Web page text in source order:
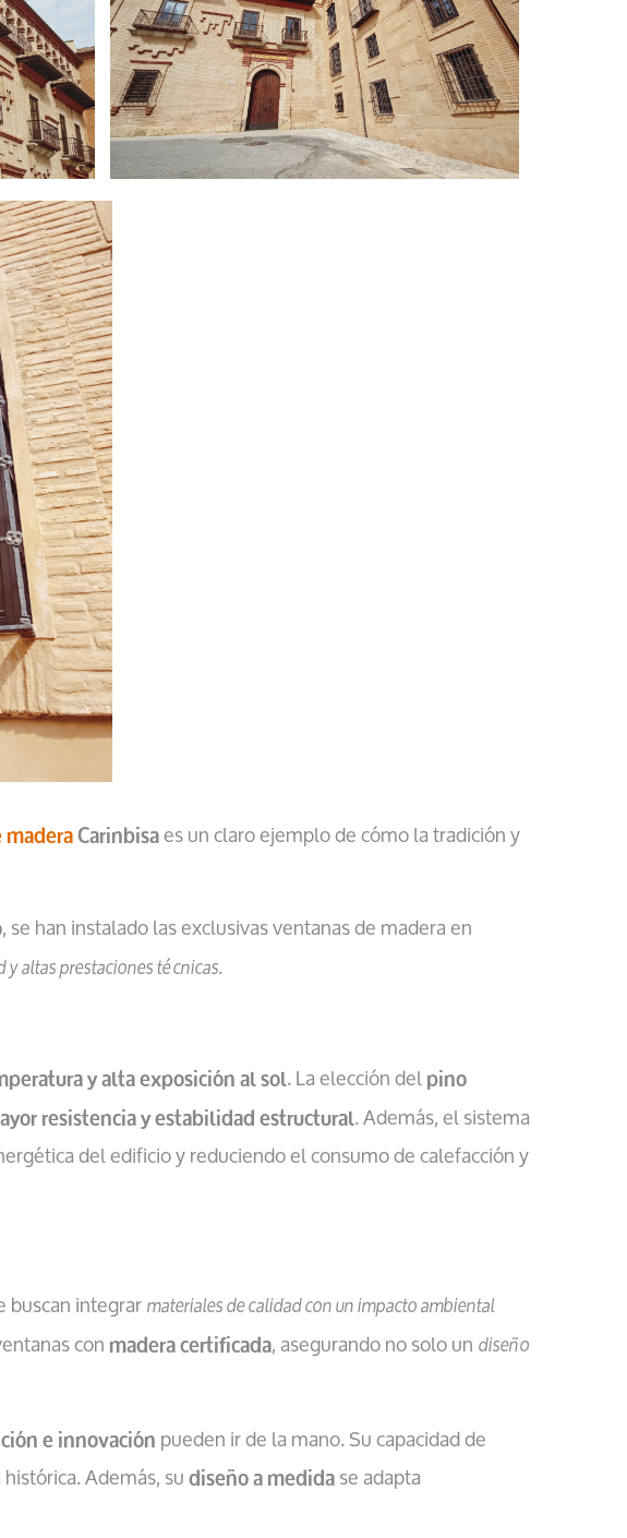
maderaCarinbisaes un claro ejemplo de cómo la tradición y
, se han instalado las exclusivas ventanas de madera en
altas prestaciones técnicas.
y alta exposición al sol. La elección del pino
resistencia y estabilidad estructural. Además, el sistema
del edificio y reduciendo el consumo de calefacción y
buscan integrarmateriales de calidad con un impacto ambiental
con madera certificada, asegurando no solo un diseño
e innovación pueden ir de la mano. Su capacidad de
Además, su diseño a medida se adapta